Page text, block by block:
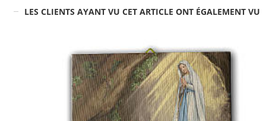
LES CLIENTS AYANT VU CET ARTICLE ONT ÉGALEMENT VU